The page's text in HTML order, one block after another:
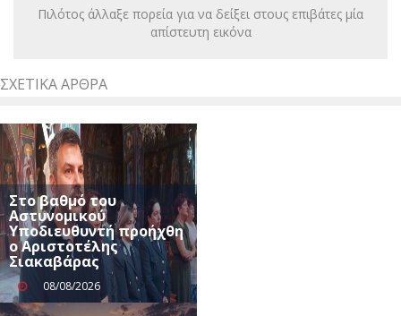
Πιλότος άλλαξε πορεία για να δείξει στους επιβάτες μία
απίστευτη εικόνα
ΣΧΕΤΙΚΆ ΆΡΘΡΑ
Στο βαθμό του
Αστυνομικού
Υποδιευθυντή προήχθη
ο Αριστοτέλης
Σιακαβάρας
08/08/2026